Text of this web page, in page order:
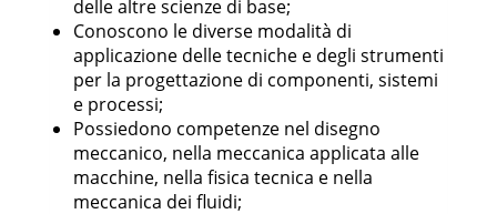
delle altre scienze di base;
Conoscono le diverse modalità di
applicazione delle tecniche e degli strumenti
per la progettazione di componenti, sistemi
e processi;
Possiedono competenze nel disegno
meccanico, nella meccanica applicata alle
macchine, nella fisica tecnica e nella
meccanica dei fluidi;